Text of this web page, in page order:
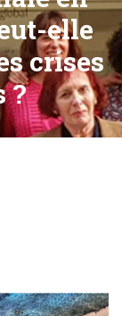
elle
crises
?